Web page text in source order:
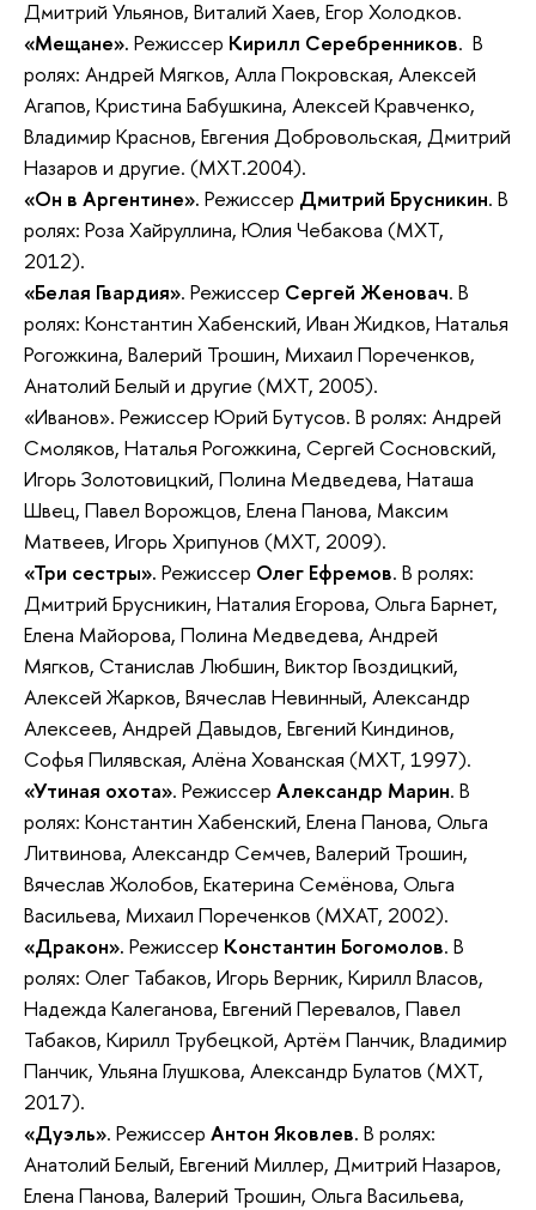
Дмитрий Ульянов, Виталий Хаев, Егор Холодков.
«Мещане». Режиссер Кирилл Серебренников. В
ролях: Андрей Мягков, Алла Покровская, Алексей
Агапов, Кристина Бабушкина, Алексей Кравченко,
Владимир Краснов, Евгения Добровольская, Дмитрий
Назаров и другие. (МХТ.2004).
«Он в Аргентине». Режиссер Дмитрий Брусникин. В
ролях: Роза Хайруллина, Юлия Чебакова (МХТ,
2012).
«Белая Гвардия». Режиссер Сергей Женовач. В
ролях: Константин Хабенский, Иван Жидков, Наталья
Рогожкина, Валерий Трошин, Михаил Пореченков,
Анатолий Белый и другие (МХТ, 2005).
«Иванов». Режиссер Юрий Бутусов. В ролях: Андрей
Смоляков, Наталья Рогожкина, Сергей Сосновский,
Игорь Золотовицкий, Полина Медведева, Наташа
Швец, Павел Ворожцов, Елена Панова, Максим
Матвеев, Игорь Хрипунов (МХТ, 2009).
«Три сестры». Режиссер Олег Ефремов. В ролях:
Дмитрий Брусникин, Наталия Егорова, Ольга Барнет,
Елена Майорова, Полина Медведева, Андрей
Мягков, Станислав Любшин, Виктор Гвоздицкий,
Алексей Жарков, Вячеслав Невинный, Александр
Алексеев, Андрей Давыдов, Евгений Киндинов,
Софья Пилявская, Алёна Хованская (МХТ, 1997).
«Утиная охота». Режиссер Александр Марин. В
ролях: Константин Хабенский, Елена Панова, Ольга
Литвинова, Александр Семчев, Валерий Трошин,
Вячеслав Жолобов, Екатерина Семёнова, Ольга
Васильева, Михаил Пореченков (МХАТ, 2002).
«Дракон». Режиссер Константин Богомолов. В
ролях: Олег Табаков, Игорь Верник, Кирилл Власов,
Надежда Калеганова, Евгений Перевалов, Павел
Табаков, Кирилл Трубецкой, Артём Панчик, Владимир
Панчик, Ульяна Глушкова, Александр Булатов (МХТ,
2017).
«Дуэль». Режиссер Антон Яковлев. В ролях:
Анатолий Белый, Евгений Миллер, Дмитрий Назаров,
Елена Панова, Валерий Трошин, Ольга Васильева,